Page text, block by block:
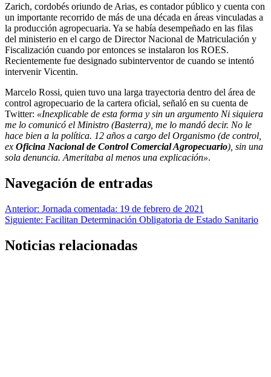
Zarich, cordobés oriundo de Arias, es contador público y cuenta con
un importante recorrido de más de una década en áreas vinculadas a
la producción agropecuaria. Ya se había desempeñado en las filas
del ministerio en el cargo de Director Nacional de Matriculación y
Fiscalización cuando por entonces se instalaron los ROES.
Recientemente fue designado subinterventor de cuando se intentó
intervenir Vicentin.
Marcelo Rossi, quien tuvo una larga trayectoria dentro del área de
control agropecuario de la cartera oficial, señaló en su cuenta de
Twitter: «Inexplicable de esta forma y sin un argumento Ni siquiera
me lo comunicó el Ministro (Basterra), me lo mandó decir. No le
hace bien a la política. 12 años a cargo del Organismo (de control,
ex Oficina Nacional de Control Comercial Agropecuario), sin una
sola denuncia. Ameritaba al menos una explicación».
Navegación de entradas
Anterior: Jornada comentada: 19 de febrero de 2021
Siguiente: Facilitan Determinación Obligatoria de Estado Sanitario
Noticias relacionadas